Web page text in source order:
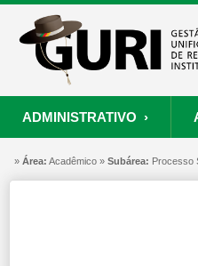
ADMINISTRATIVO ›
ORÇAMENTO E FINANÇAS
PROCESSO SELETIVO PROJETOS
SISTEMA
» Área: Acadêmico » Subárea: Processo